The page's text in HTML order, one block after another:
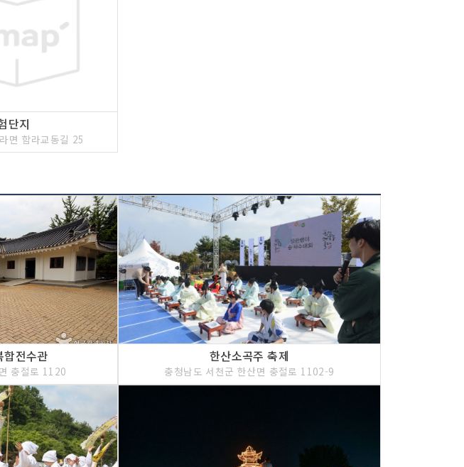
단지
면 함라교동길 25
합전수관
충절로 1120
한산소곡주 축제
충청남도 서천군 한산면 충절로 1102-9